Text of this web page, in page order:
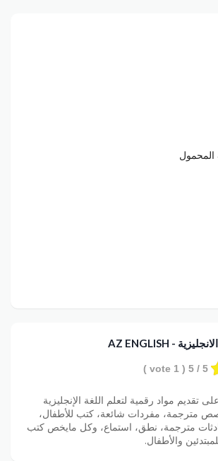
المحمول
5
/ 5 (
1
تقديم مواد رقمية لتعلم اللغة الإنجليزية
مترجمة، مفردات شائعة، كتب للأطفال،
مترجمة، نطق، استماع، وكل مايخص كتب
والأطفال.